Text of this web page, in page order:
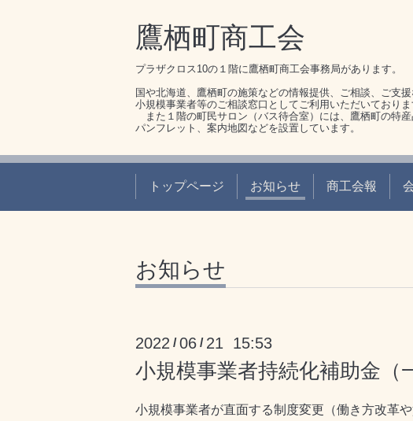
鷹栖町商工会
プラザクロス10の１階に鷹栖町商工会事務局があります。
国や北海道、鷹栖町の施策などの情報提供、ご相談、ご支援
小規模事業者等のご相談窓口としてご利用いただいておりま
また１階の町民サロン（バス待合室）には、鷹栖町の特産
パンフレット、案内地図などを設置しています。
トップページ お知らせ 商工会報
お知らせ
2022 /06 / 21 15:53
小規模事業者持続化補助金（
小規模事業者が直面する制度変更（働き方改革